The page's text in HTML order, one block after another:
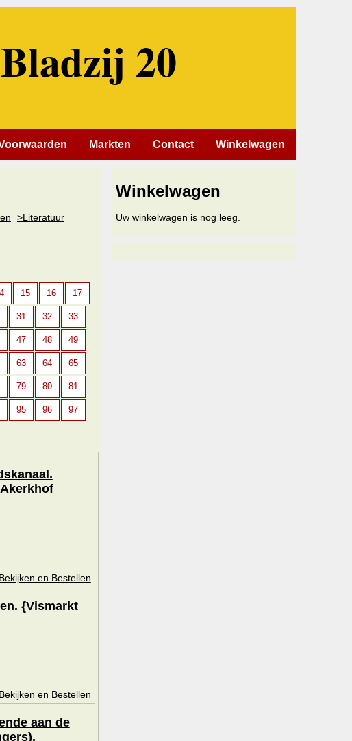
20
Winkelwagen
Contact
Markten
>Literatuur
15 16 17
31 32 33
47 48 49
63 64 65
79 80 81
95 96 97
Bekijken en Bestellen
{Vismarkt
Bekijken en Bestellen
aan de
Winkelwagen
Uw winkelwagen is nog leeg.